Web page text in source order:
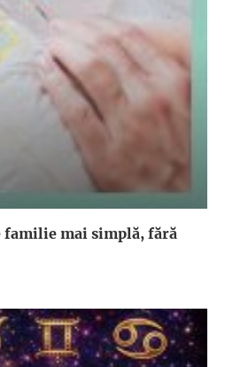
familie mai simplă, fără